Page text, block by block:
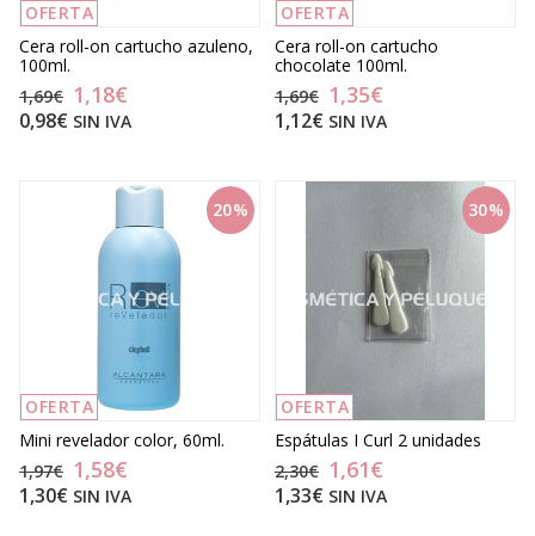
OFERTA
Cera roll-on cartucho azuleno,
100ml.
1,69€ 1,18€
0,98€ SIN IVA
OFERTA
Cera roll-on cartucho
chocolate 100ml.
1,69€ 1,35€
1,12€ SIN IVA
20%
OFERTA
Mini revelador color, 60ml.
1,97€ 1,58€
1,30€ SIN IVA
30%
OFERTA
Espátulas I Curl 2 unidades
2,30€ 1,61€
1,33€ SIN IVA